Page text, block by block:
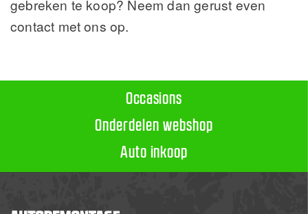
gebreken te koop? Neem dan gerust even
contact met ons op.
Occasions
Onderdelen webshop
Auto inkoop